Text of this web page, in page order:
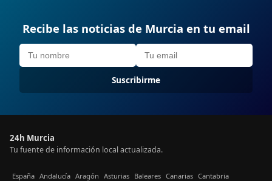
Recibe las noticias de Murcia en tu email
Suscribirme
24h Murcia
Tu fuente de información local actualizada.
España Andalucía Aragón Asturias Baleares Canarias Cantabria